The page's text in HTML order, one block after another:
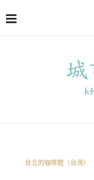
台北的咖啡館（台灣）